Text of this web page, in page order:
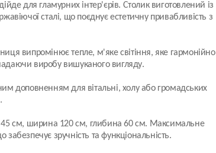
для гламурних інтер'єрів. Столик виготовлений із
сталі, що поєднує естетичну привабливість з
випромінює тепле, м'яке світіння, яке гармонійно
виробу вишуканого вигляду.
доповненням для вітальні, холу або громадських
45 см, ширина 120 см, глибина 60 см. Максимальне
зручність та функціональність.